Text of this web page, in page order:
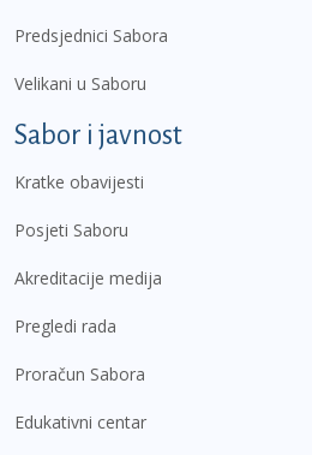
Predsjednici Sabora
Velikani u Saboru
Sabor i javnost
Kratke obavijesti
Posjeti Saboru
Akreditacije medija
Pregledi rada
Proračun Sabora
Edukativni centar